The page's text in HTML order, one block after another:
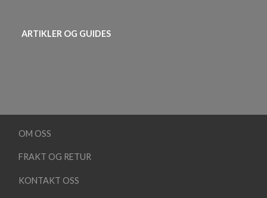
ARTIKLER OG GUIDES
OM OSS
FRAKT OG RETUR
KONTAKT OSS